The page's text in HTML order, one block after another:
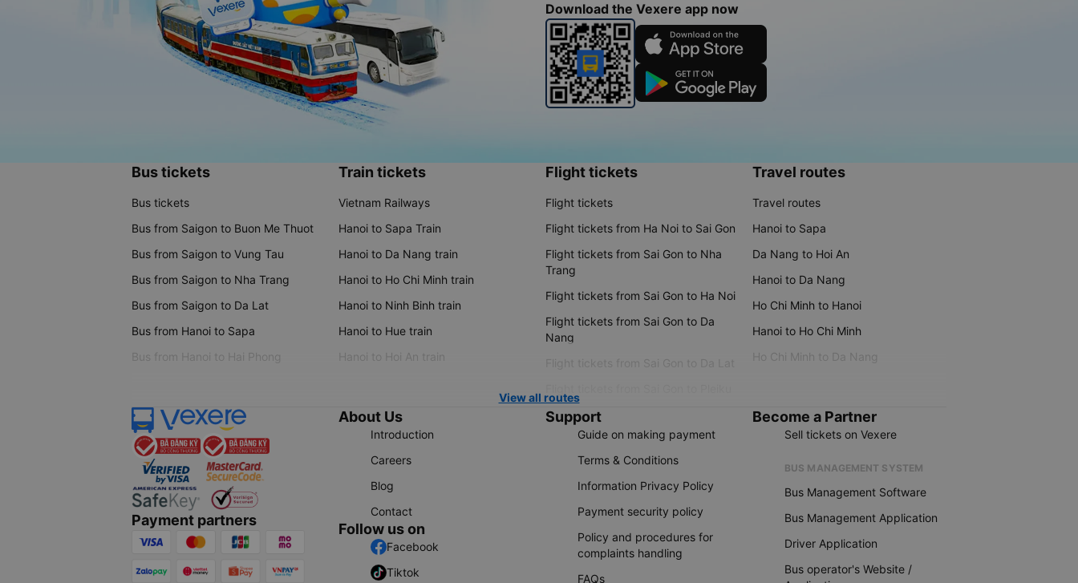
Download the Vexere app now
Bus tickets
Bus tickets
Bus from Saigon to Buon Me Thuot
Bus from Saigon to Vung Tau
Bus from Saigon to Nha Trang
Bus from Saigon to Da Lat
Bus from Hanoi to Sapa
Bus from Hanoi to Hai Phong
Train tickets
Vietnam Railways
Hanoi to Sapa Train
Hanoi to Da Nang train
Hanoi to Ho Chi Minh train
Hanoi to Ninh Binh train
Hanoi to Hue train
Hanoi to Hoi An train
Flight tickets
Flight tickets
Flight tickets from Ha Noi to Sai Gon
Flight tickets from Sai Gon to Nha
Trang
Flight tickets from Sai Gon to Ha Noi
Flight tickets from Sai Gon to Da
Nang
Flight tickets from Sai Gon to Da Lat
Travel routes
Travel routes
Hanoi to Sapa
Da Nang to Hoi An
Hanoi to Da Nang
Ho Chi Minh to Hanoi
Hanoi to Ho Chi Minh
Ho Chi Minh to Da Nang
View all routes
Payment partners
About Us
Introduction
Careers
Blog
Contact
Follow us on
Facebook
Tiktok
Support
Guide on making payment
Terms & Conditions
Information Privacy Policy
Payment security policy
Policy and procedures for
complaints handling
FAQs
Become a Partner
Sell tickets on Vexere
BUS MANAGEMENT SYSTEM
Bus Management Software
Bus Management Application
Driver Application
Bus operator's Website /